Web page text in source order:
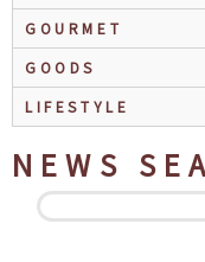
GOURMET
GOODS
LIFESTYLE
NEWS